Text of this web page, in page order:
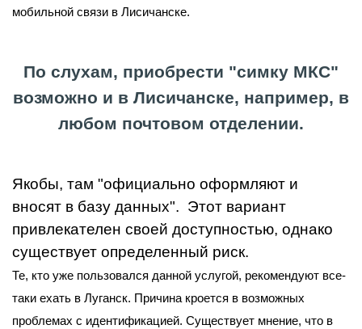
мобильной связи в Лисичанске.
По слухам, приобрести "симку МКС"
возможно и в Лисичанске, например, в
любом почтовом отделении.
Якобы, там "официально оформляют и
вносят в базу данных". Этот вариант
привлекателен своей доступностью, однако
существует определенный риск.
Те, кто уже пользовался данной услугой, рекомендуют все-
таки ехать в Луганск. Причина кроется в возможных
проблемах с идентификацией. Существует мнение, что в